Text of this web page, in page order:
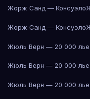
Жорж Санд — Консуэло
Жорж Санд — Консуэло
Жюль Верн — 20 000 лье
Жюль Верн — 20 000 лье
Жюль Верн — 20 000 лье